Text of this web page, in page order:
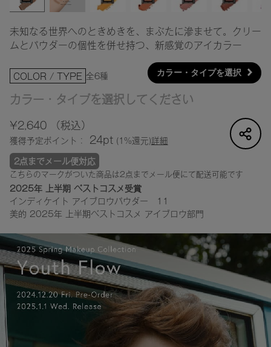
未知なる世界へのときめきを、まぶたに滲ませて。クリー
ムとパウダーの個性を併せ持つ、新感覚のアイカラー
COLOR / TYPE 全6種 カラー・タイプを選択
カラー・タイプを選択してください
¥2,640（税込）
獲得予定ポイント： 24pt (1%還元)詳細
2点までメール便対応
こちらのマークがついた商品は2点までメール便にて配送可能です
2025年 上半期 ベストコスメ受賞
インディケイト アイブロウパウダー 11
美的 2025年 上半期ベストコスメ アイブロウ部門